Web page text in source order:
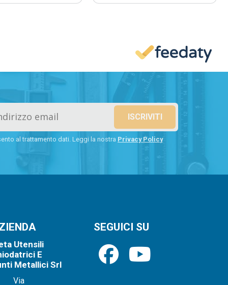
al trattamento dati. Leggi la nostra Privacy Policy
Utensili
E
Metallici Srl
Via
SEGUICI SU